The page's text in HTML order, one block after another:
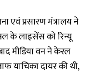
एवं प्रसारण मंत्रालय ने
के लाइसेंस को रिन्यू
मीडिया वन ने केरल
याचिका दायर की थी,